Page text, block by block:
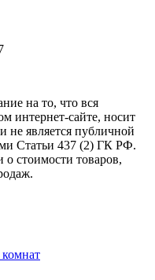
на то, что вся
интернет-сайте, носит
не является публичной
Статьи 437 (2) ГК РФ.
стоимости товаров,